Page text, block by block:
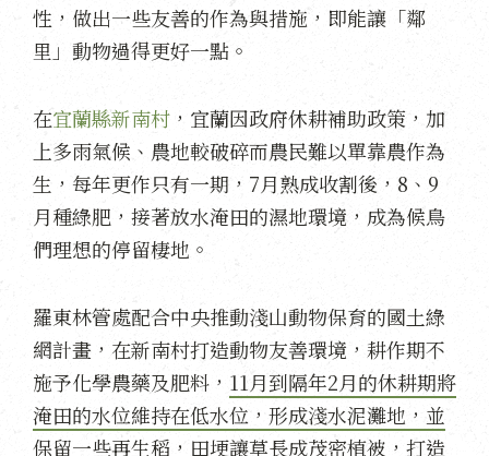
性，做出一些友善的作為與措施，即能讓「鄰
里」動物過得更好一點。
在宜蘭縣新南村 ，宜蘭因政府休耕補助政策，加
上多雨氣候、農地較破碎而農民難以單靠農作為
生，每年更作只有一期，7月熟成收割後，8、9
月種綠肥，接著放水淹田的濕地環境，成為候鳥
們理想的停留棲地。
羅東林管處配合中央推動淺山動物保育的國土綠
網計畫，在新南村打造動物友善環境，耕作期不
施予化學農藥及肥料， 11月到隔年2月的休耕期將
淹田的水位維持在低水位，形成淺水泥灘地，並
保留一些再生稻，田埂讓草長成茂密植被，打造